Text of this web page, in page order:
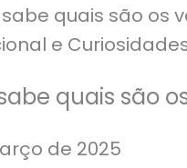
e
quais são
de 2025